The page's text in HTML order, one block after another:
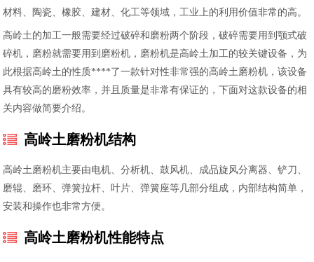
材料、陶瓷、橡胶、建材、化工等领域，工业上的利用价值非常的高。
高岭土的加工一般需要经过破碎和磨粉两个阶段，破碎需要用到颚式破
碎机，磨粉就需要用到磨粉机，磨粉机是高岭土加工的较关键设备，为
此根据高岭土的性质****了一款针对性非常强的高岭土磨粉机，该设备
具有较高的磨粉效率，并且质量是非常有保证的，下面对这款设备的相
关内容做简要介绍。
高岭土磨粉机结构
高岭土磨粉机主要由电机、分析机、鼓风机、成品旋风分离器、铲刀、
磨辊、磨环、弹簧拉杆、叶片、弹簧座等几部分组成，内部结构简单，
安装和操作也非常方便。
高岭土磨粉机性能特点